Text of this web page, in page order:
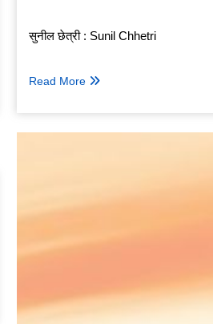
सुनील छेत्री : Sunil Chhetri
Read More